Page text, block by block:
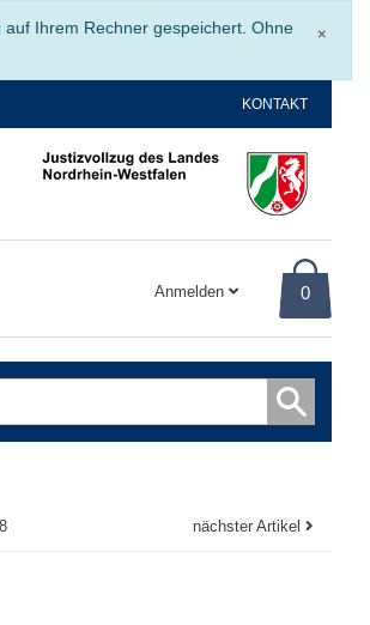
×
Ihrem Rechner gespeichert. Ohne
KONTAKT
Anmelden 0
nächster Artikel